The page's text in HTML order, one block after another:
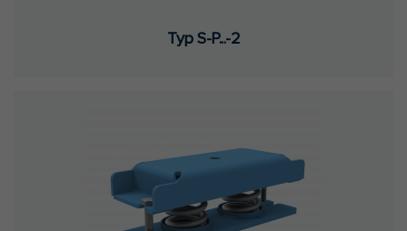
Typ S-P...-2